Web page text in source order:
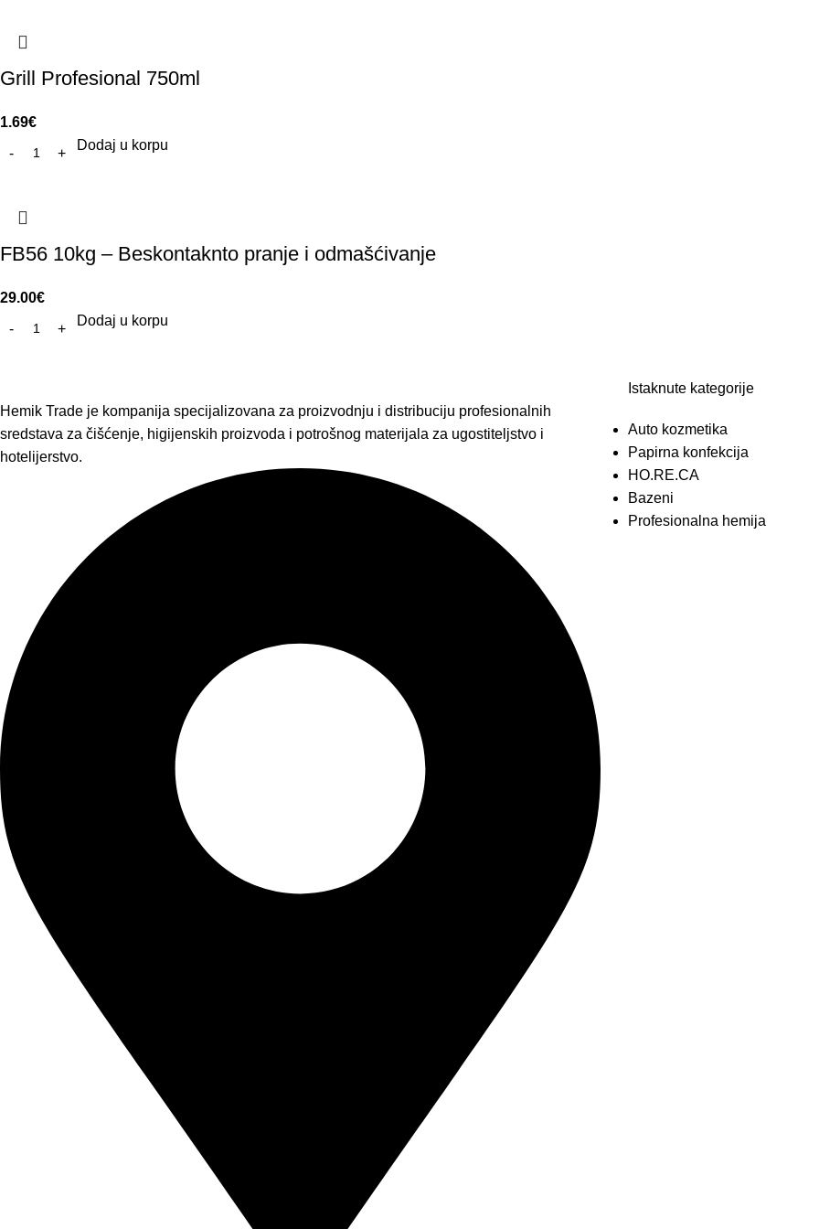
Grill Profesional 750ml
1.69€
Dodaj u korpu
FB56 10kg – Beskontaknto pranje i odmašćivanje
29.00€
Dodaj u korpu
Hemik Trade je kompanija specijalizovana za proizvodnju i distribuciju profesionalnih
sredstava za čišćenje, higijenskih proizvoda i potrošnog materijala za ugostiteljstvo i
hotelijerstvo.
Istaknute kategorije
Auto kozmetika
Papirna konfekcija
HO.RE.CA
Bazeni
Profesionalna hemija